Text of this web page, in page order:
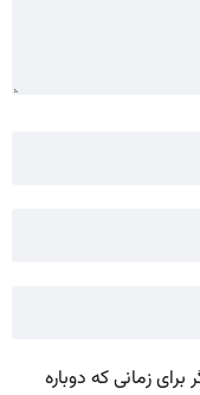
زمانی که دوباره